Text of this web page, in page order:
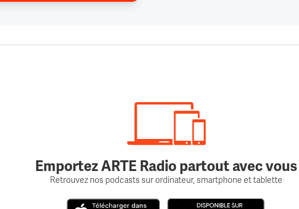
Emportez ARTE Radio partout avec vous
Retrouvez nos podcasts sur ordinateur, smartphone et tablette